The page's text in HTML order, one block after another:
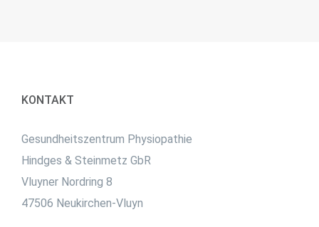
KONTAKT
Gesundheitszentrum Physiopathie
Hindges & Steinmetz GbR
Vluyner Nordring 8
47506 Neukirchen-Vluyn